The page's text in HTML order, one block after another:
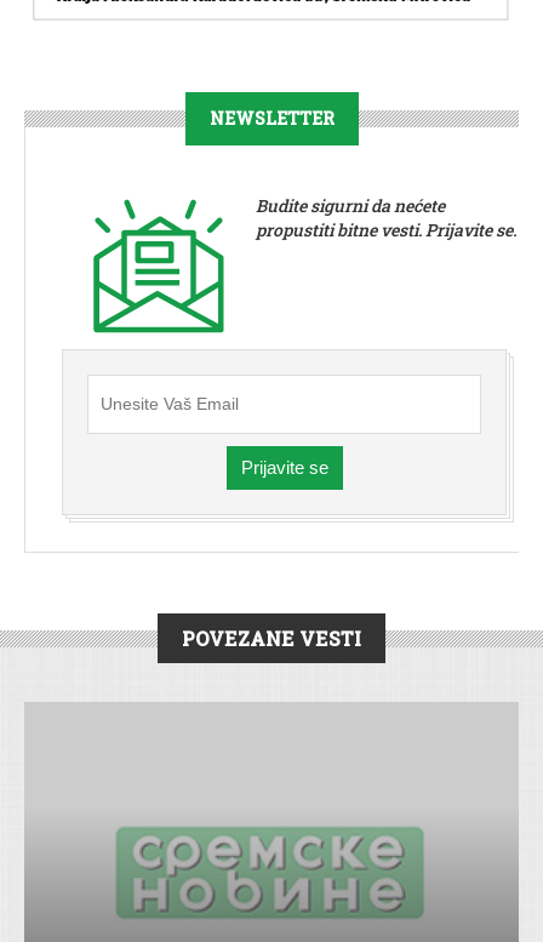
NEWSLETTER
Budite sigurni da nećete
propustiti bitne vesti. Prijavite se.
Prijavite se
POVEZANE VESTI